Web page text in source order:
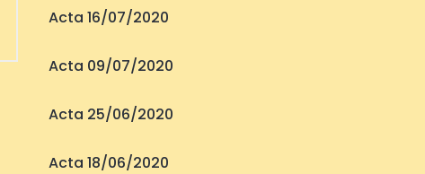
Acta 16/07/2020
Acta 09/07/2020
Acta 25/06/2020
Acta 18/06/2020